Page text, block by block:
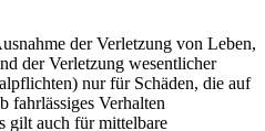
der Verletzung von Leben,
der Verletzung wesentlicher
nur für Schäden, die auf
fahrlässiges Verhalten
gilt auch für mittelbare